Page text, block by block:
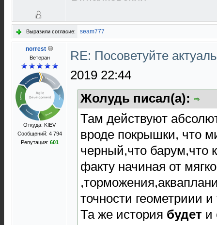
Выразили согласие: seam777
norrest
Ветеран
Откуда: KIEV
Сообщений: 4 794
Репутация: 601
RE: Посоветуйте
2019 22:44
Жолудь писал(а):
Там действуют
вроде покрышки, что
черный,что барум,что
факту начиная от
точности геометриии и
Та же история будет и